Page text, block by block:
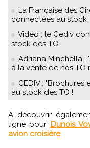
La Française des
connectées au stock
Vidéo : le Cediv
stock des TO
Adriana Minchella :
à la vente de nos TO
CEDIV :
au stock des TO !
A découvrir également sur le site, la 1ère brochure en
ligne pour Dunois
avion croisière